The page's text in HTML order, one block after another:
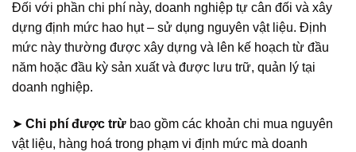
Đối với phần chi phí này, doanh nghiệp tự cân đối và xây
dựng định mức hao hụt – sử dụng nguyên vật liệu. Định
mức này thường được xây dựng và lên kế hoạch từ đầu
năm hoặc đầu kỳ sản xuất và được lưu trữ, quản lý tại
doanh nghiệp.
➤ Chi phí được trừ bao gồm các khoản chi mua nguyên
vật liệu, hàng hoá trong phạm vi định mức mà doanh